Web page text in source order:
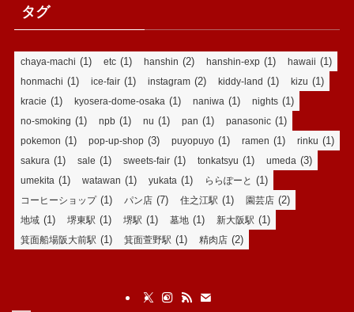
タグ
chaya-machi (1) etc (1) hanshin (2) hanshin-exp (1) hawaii (1)
honmachi (1) ice-fair (1) instagram (2) kiddy-land (1) kizu (1)
kracie (1) kyosera-dome-osaka (1) naniwa (1) nights (1)
no-smoking (1) npb (1) nu (1) pan (1) panasonic (1)
pokemon (1) pop-up-shop (3) puyopuyo (1) ramen (1) rinku (1)
sakura (1) sale (1) sweets-fair (1) tonkatsyu (1) umeda (3)
umekita (1) watawan (1) yukata (1) ららぽーと (1)
コーヒーショップ(1) パン店 (7) 住之江駅 (1) 園芸店 (2)
地域 (1) 堺東駅 (1) 堺駅 (1) 墓地 (1) 新大阪駅 (1)
箕面船場阪大前駅 (1) 箕面萱野駅 (1) 精肉店 (2)